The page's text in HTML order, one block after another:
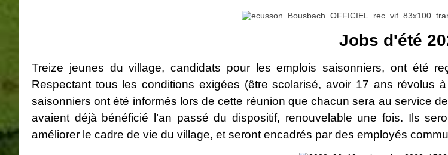
Jobs d'été
Treize jeunes du village, candidats pour les emplois saisonniers, ont été
Respectant tous les conditions exigées (être scolarisé, avoir 17 ans
saisonniers ont été informés lors de cette réunion que chacun sera au service
avaient déjà bénéficié l’an passé du dispositif, renouvelable une fois. Ils
améliorer le cadre de vie du village, et seront encadrés par des employés